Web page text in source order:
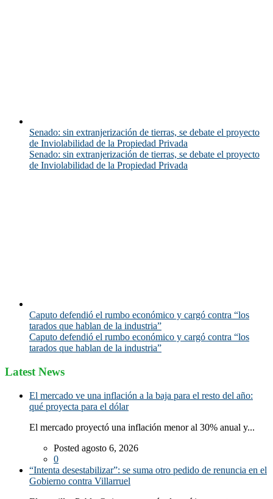
Senado: sin extranjerización de tierras, se debate el proyecto
de Inviolabilidad de la Propiedad Privada
Senado: sin extranjerización de tierras, se debate el proyecto
de Inviolabilidad de la Propiedad Privada
Caputo defendió el rumbo económico y cargó contra “los
tarados que hablan de la industria”
Caputo defendió el rumbo económico y cargó contra “los
tarados que hablan de la industria”
Latest News
El mercado ve una inflación a la baja para el resto del año:
qué proyecta para el dólar
El mercado proyectó una inflación menor al 30% anual y...
Posted agosto 6, 2026
0
“Intenta desestabilizar”: se suma otro pedido de renuncia en el
Gobierno contra Villarruel